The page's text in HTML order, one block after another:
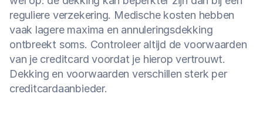
reguliere verzekering. Medische kosten hebben
vaak lagere maxima en annuleringsdekking
ontbreekt soms. Controleer altijd de voorwaarden
van je creditcard voordat je hierop vertrouwt.
Dekking en voorwaarden verschillen sterk per
creditcardaanbieder.